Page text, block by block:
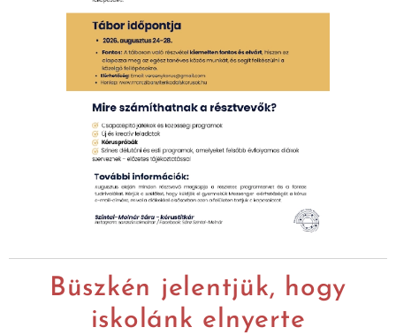
Büszkén jelentjük, hogy
iskolánk elnyerte